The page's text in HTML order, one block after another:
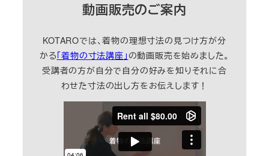
動画販売のご案内
KOTAROでは、着物の理想寸法の見つけ方が分
かる「着物の寸法講座」 の動画販売を始めました。
受講者の方が自分で自分の好みを知りそれに合
わせた寸法の出し方をお伝えします！